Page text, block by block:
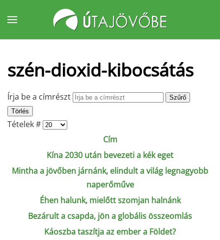
Fő tartalom átugrása
szén-dioxid-kibocsátás
Írja be a címrészt
Szűrő
Törlés
Tételek #
Cím
Kína 2030 után bevezeti a kék eget
Mintha a jövőben járnánk, elindult a világ legnagyobb
naperőműve
Éhen halunk, mielőtt szomjan halnánk
Bezárult a csapda, jön a globális összeomlás
Káoszba taszítja az ember a Földet?